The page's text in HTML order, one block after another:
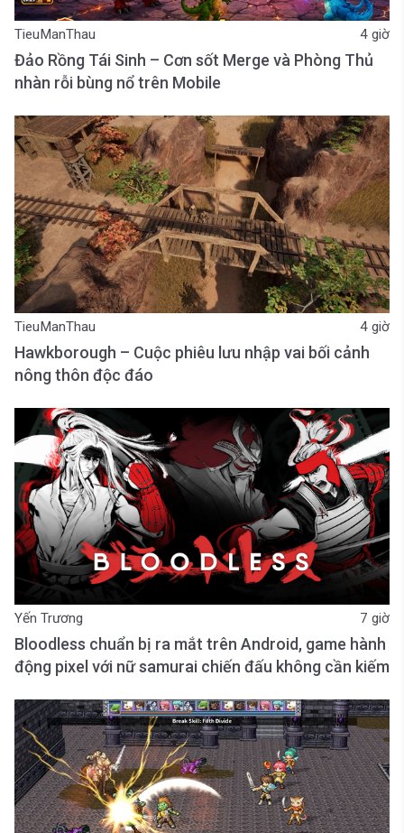
TieuManThau 4 giờ
Đảo Rồng Tái Sinh – Cơn sốt Merge và Phòng Thủ
nhàn rỗi bùng nổ trên Mobile
TieuManThau 4 giờ
Hawkborough – Cuộc phiêu lưu nhập vai bối cảnh
nông thôn độc đáo
Yến Trương 7 giờ
Bloodless chuẩn bị ra mắt trên Android, game hành
động pixel với nữ samurai chiến đấu không cần kiếm